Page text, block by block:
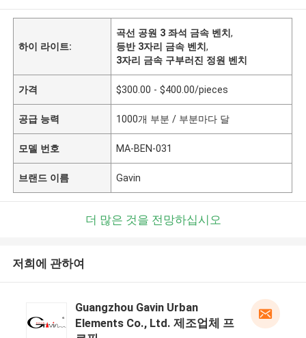
하이 라이트:
곡선 공원 3 좌석 금속 벤치,
등반 3자리 금속 벤치,
3자리 금속 구부러진 정원 벤치
가격 $300.00 - $400.00/pieces
공급 능력 1000개 부분 / 부분마다 달
모델 번호 MA-BEN-031
브랜드 이름 Gavin
더 많은 것을 전망하십시오
저희에 관하여
Guangzhou Gavin Urban
Elements Co., Ltd. 제조업체 프